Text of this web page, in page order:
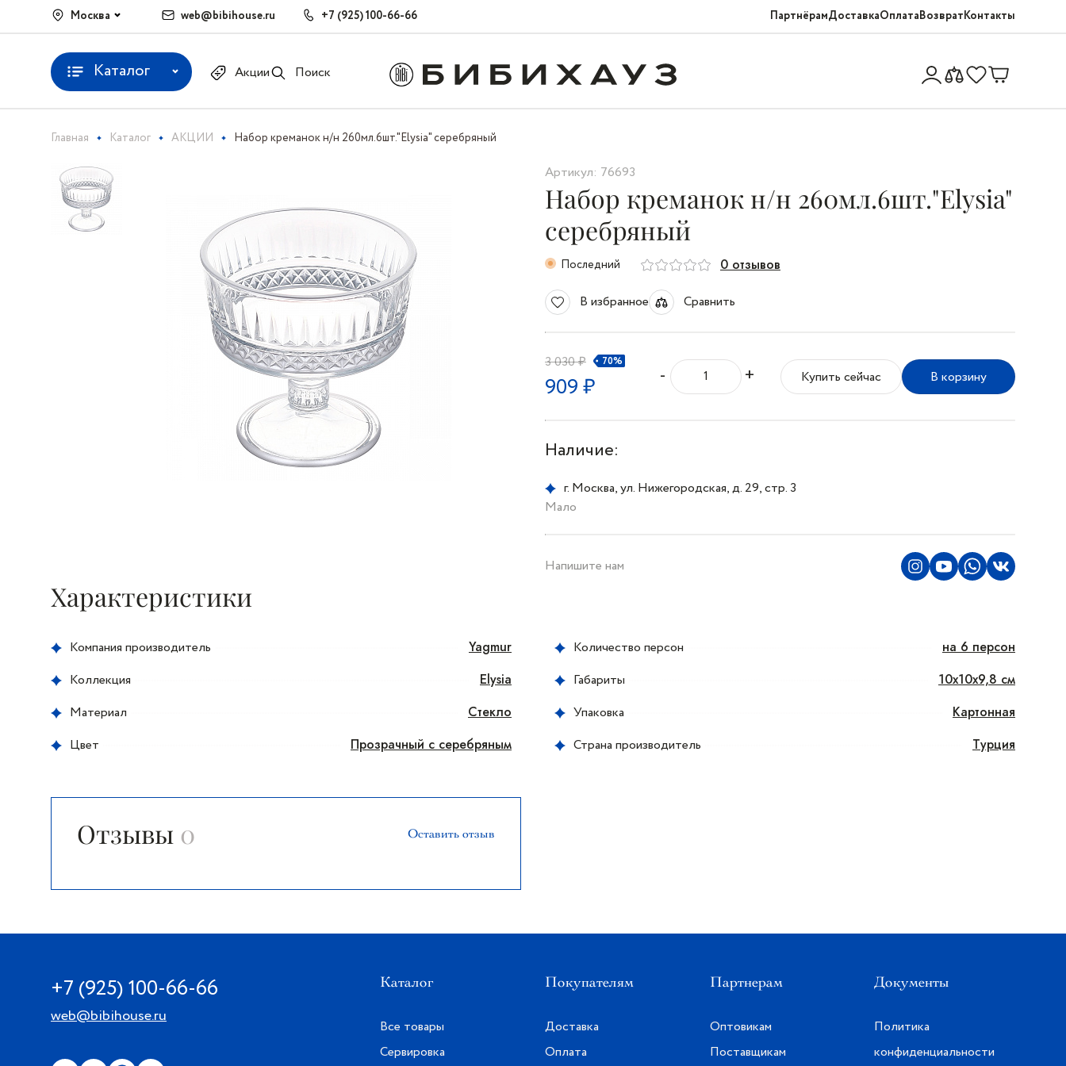
Москва web@bibihouse.ru +7 (925) 100-66-66 ПартнёрамДоставкаОплатаВозвратКонтакты
Каталог Акции Поиск
Главная Каталог АКЦИИ Набор креманок н/н 260мл.6шт."Elysia" серебряный
Артикул: 76693
Набор креманок н/н 260мл.6шт."Elysia"
серебряный
Последний 0 отзывов
В избранное Сравнить
3 030 ₽ 70%
909 ₽ - + Купить сейчас В корзину
Наличие:
г. Москва, ул. Нижегородская, д. 29, стр. 3
Мало
Напишите нам
Характеристики
Компания производитель
Yagmur
Коллекция
Elysia
Материал
Стекло
Цвет
Прозрачный с серебряным
Количество персон
на 6 персон
Габариты
10x10x9,8 см
Упаковка
Картонная
Страна производитель
Турция
Отзывы 0 Оставить отзыв
+7 (925) 100-66-66
web@bibihouse.ru
Каталог
Все товары
Сервировка
Покупателям
Доставка
Оплата
Партнерам
Оптовикам
Поставщикам
Документы
Политика
конфиденциальности